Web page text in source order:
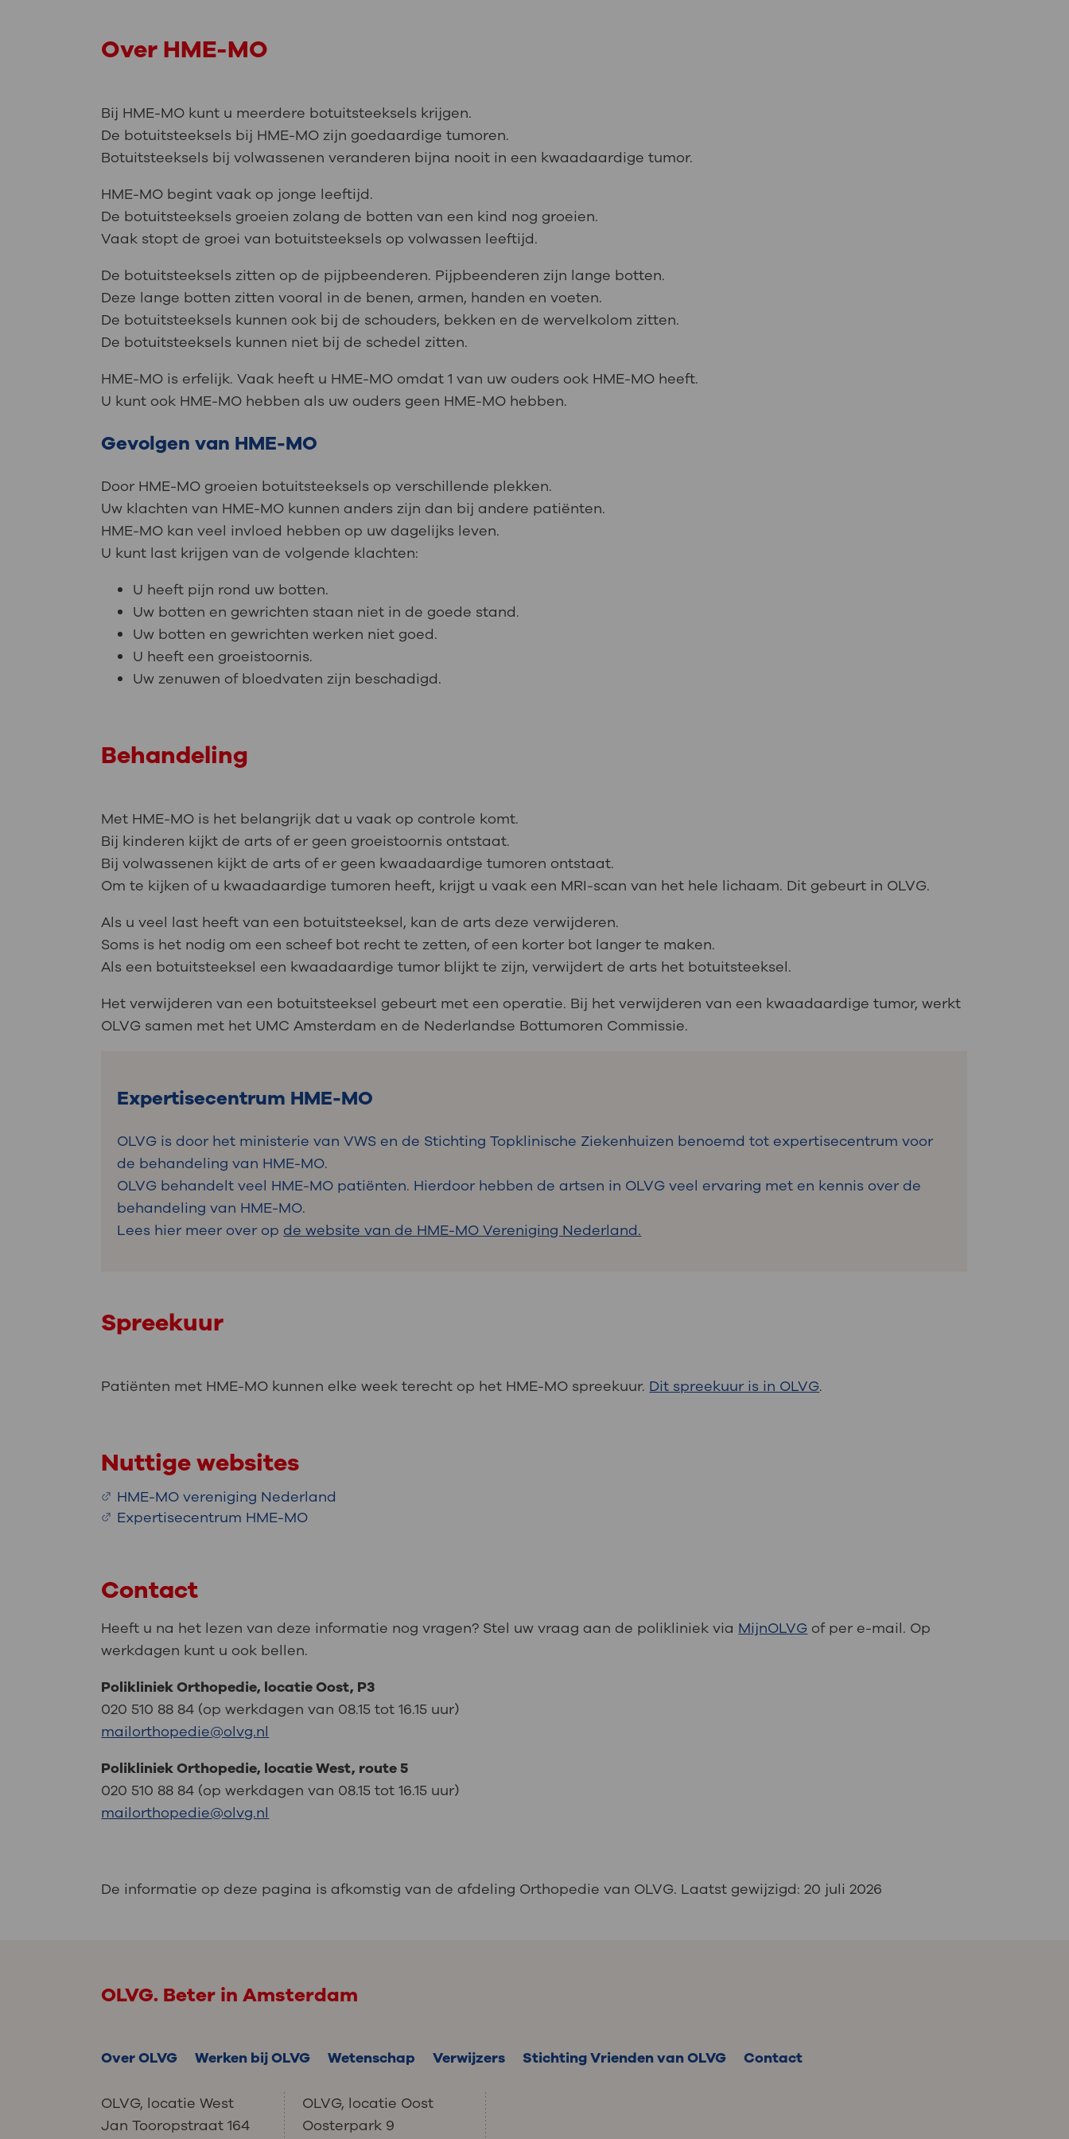
Over HME-MO
Bij HME-MO kunt u meerdere botuitsteeksels krijgen.
De botuitsteeksels bij HME-MO zijn goedaardige tumoren.
Botuitsteeksels bij volwassenen veranderen bijna nooit in een kwaadaardige tumor.
HME-MO begint vaak op jonge leeftijd.
De botuitsteeksels groeien zolang de botten van een kind nog groeien.
Vaak stopt de groei van botuitsteeksels op volwassen leeftijd.
De botuitsteeksels zitten op de pijpbeenderen. Pijpbeenderen zijn lange botten.
Deze lange botten zitten vooral in de benen, armen, handen en voeten.
De botuitsteeksels kunnen ook bij de schouders, bekken en de wervelkolom zitten.
De botuitsteeksels kunnen niet bij de schedel zitten.
HME-MO is erfelijk. Vaak heeft u HME-MO omdat 1 van uw ouders ook HME-MO heeft.
U kunt ook HME-MO hebben als uw ouders geen HME-MO hebben.
Gevolgen van HME-MO
Door HME-MO groeien botuitsteeksels op verschillende plekken.
Uw klachten van HME-MO kunnen anders zijn dan bij andere patiënten.
HME-MO kan veel invloed hebben op uw dagelijks leven.
U kunt last krijgen van de volgende klachten:
U heeft pijn rond uw botten.
Uw botten en gewrichten staan niet in de goede stand.
Uw botten en gewrichten werken niet goed.
U heeft een groeistoornis.
Uw zenuwen of bloedvaten zijn beschadigd.
Behandeling
Met HME-MO is het belangrijk dat u vaak op controle komt.
Bij kinderen kijkt de arts of er geen groeistoornis ontstaat.
Bij volwassenen kijkt de arts of er geen kwaadaardige tumoren ontstaat.
Om te kijken of u kwaadaardige tumoren heeft, krijgt u vaak een MRI-scan van het hele lichaam. Dit gebeurt in OLVG.
Als u veel last heeft van een botuitsteeksel, kan de arts deze verwijderen.
Soms is het nodig om een scheef bot recht te zetten, of een korter bot langer te maken.
Als een botuitsteeksel een kwaadaardige tumor blijkt te zijn, verwijdert de arts het botuitsteeksel.
Het verwijderen van een botuitsteeksel gebeurt met een operatie. Bij het verwijderen van een kwaadaardige tumor, werkt
OLVG samen met het UMC Amsterdam en de Nederlandse Bottumoren Commissie.
Expertisecentrum HME-MO
OLVG is door het ministerie van VWS en de Stichting Topklinische Ziekenhuizen benoemd tot expertisecentrum voor
de behandeling van HME-MO.
OLVG behandelt veel HME-MO patiënten. Hierdoor hebben de artsen in OLVG veel ervaring met en kennis over de
behandeling van HME-MO.
Lees hier meer over opde website van de HME-MO Vereniging Nederland.
Spreekuur
Patiënten met HME-MO kunnen elke week terecht op het HME-MO spreekuur. Dit spreekuur is in OLVG.
Nuttige websites
HME-MO vereniging Nederland
Expertisecentrum HME-MO
Contact
Heeft u na het lezen van deze informatie nog vragen? Stel uw vraag aan de polikliniek via MijnOLVG of per e-mail. Op
werkdagen kunt u ook bellen.
Polikliniek Orthopedie, locatie Oost, P3
020 510 88 84 (op werkdagen van 08.15 tot 16.15 uur)
mailorthopedie@olvg.nl
Polikliniek Orthopedie, locatie West, route 5
020 510 88 84 (op werkdagen van 08.15 tot 16.15 uur)
mailorthopedie@olvg.nl
De informatie op deze pagina is afkomstig van de afdeling Orthopedie van OLVG. Laatst gewijzigd:20 juli 2026
OLVG. Beter in Amsterdam
Over OLVG Werken bij OLVG Wetenschap Verwijzers Stichting Vrienden van OLVG Contact
OLVG, locatie West
Jan Tooropstraat 164
OLVG, locatie Oost
Oosterpark 9